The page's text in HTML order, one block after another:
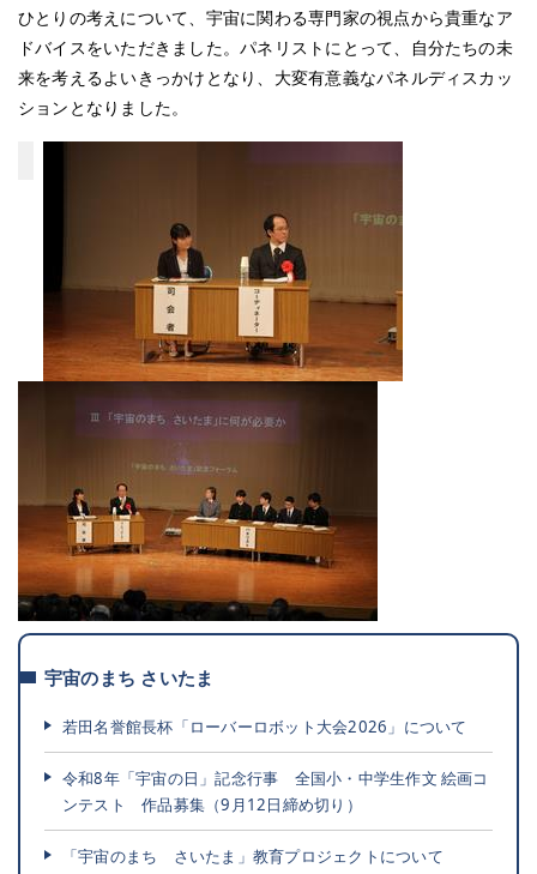
ひとりの考えについて、宇宙に関わる専門家の視点から貴重なア
ドバイスをいただきました。パネリストにとって、自分たちの未
来を考えるよいきっかけとなり、大変有意義なパネルディスカッ
ションとなりました。
宇宙のまち さいたま
若田名誉館長杯「ローバーロボット大会2026」について
令和8年「宇宙の日」記念行事 全国小・中学生作文 絵画コ
ンテスト 作品募集（9月12日締め切り）
「宇宙のまち さいたま」教育プロジェクトについて